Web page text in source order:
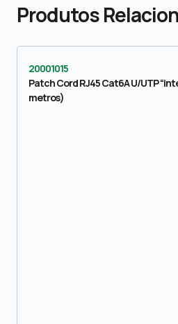
Produtos
20001015
Patch Cord RJ45 Cat6A U/UTP
metros)